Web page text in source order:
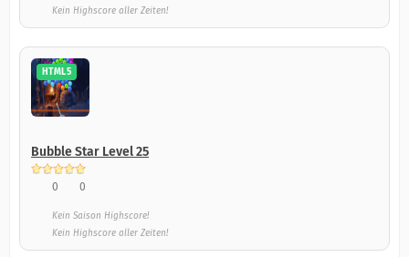
Kein Highscore aller Zeiten!
HTML5
Bubble Star Level 25
0 0
Kein Saison Highscore!
Kein Highscore aller Zeiten!